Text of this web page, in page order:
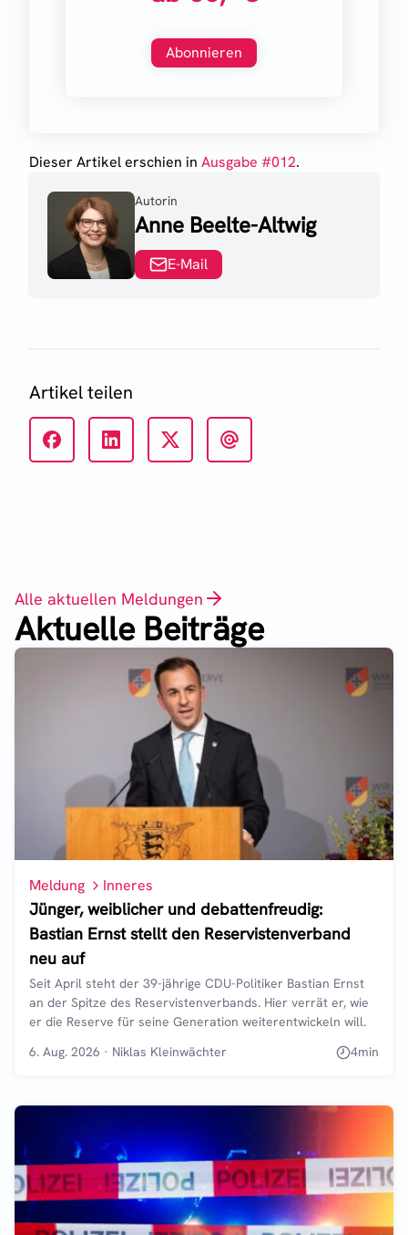
Abonnieren
Dieser Artikel erschien in Ausgabe #012.
Autorin
Anne Beelte-Altwig
E-Mail
Artikel teilen
Alle aktuellen Meldungen
Aktuelle Beiträge
Meldung Inneres
Jünger, weiblicher und debattenfreudig:
Bastian Ernst stellt den Reservistenverband
neu auf
Seit April steht der 39-jährige CDU-Politiker Bastian Ernst
an der Spitze des Reservistenverbands. Hier verrät er, wie
er die Reserve für seine Generation weiterentwickeln will.
6. Aug. 2026 · Niklas Kleinwächter 4min